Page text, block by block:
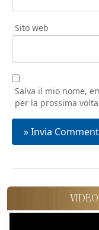
Sito web
Salva il mio nome,
per la prossima